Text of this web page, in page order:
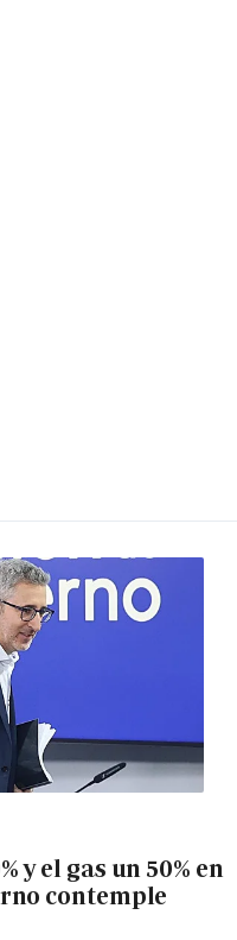
y el gas un 50% en
contemple